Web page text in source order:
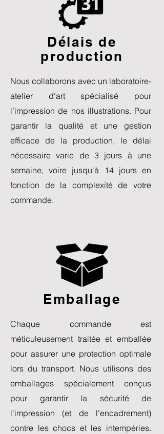
Délais de
production
Nous collaborons avec un laboratoire-
atelier d'art spécialisé pour
l’impression de nos illustrations. Pour
garantir la qualité et une gestion
efficace de la production, le délai
nécessaire varie de 3 jours à une
semaine, voire jusqu'à 14 jours en
fonction de la complexité de votre
commande.
Emballage
Chaque commande est
méticuleusement traitée et emballée
pour assurer une protection optimale
lors du transport. Nous utilisons des
emballages spécialement conçus
pour garantir la sécurité de
l'impression (et de l'encadrement)
contre les chocs et les intempéries.